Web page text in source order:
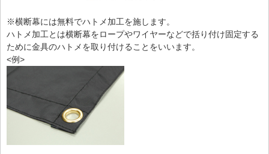
※横断幕には無料でハトメ加工を施します。
ハトメ加工とは横断幕をロープやワイヤーなどで括り付け固定する
ために金具のハトメを取り付けることをいいます。
<例>